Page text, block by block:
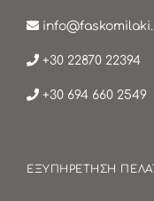
+30 22870 22394
+30 694 660 2549
ΕΞΥΠΗΡΕΤΗΣΗ